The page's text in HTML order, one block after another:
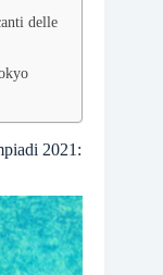
delle
2021: